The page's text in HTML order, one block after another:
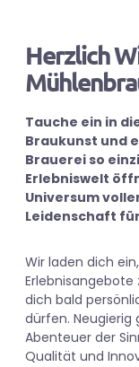
Herzlich
Tauche ein in
Braukunst und
Brauerei so
Erlebniswelt
Universum
Leidenschaft
Wir laden dich
dich bald
dürfen. Neugierig
Abenteuer der
Qualität und